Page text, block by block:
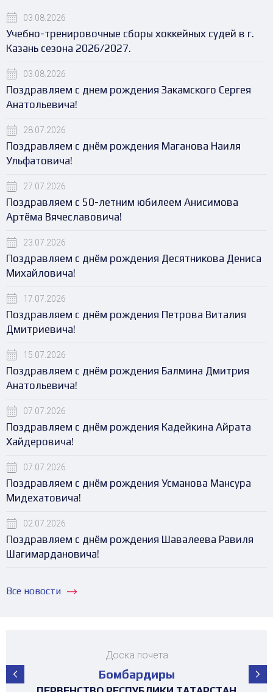
03.08.2026
Учебно-тренировочные сборы хоккейных судей в г.
Казань сезона 2026/2027.
03.08.2026
Поздравляем с днем рождения Закамского Сергея
Анатольевича!
28.07.2026
Поздравляем с днём рождения Маганова Наиля
Ульфатовича!
27.07.2026
Поздравляем с 50-летним юбилеем Анисимова
Артёма Вячеславовича!
23.07.2026
Поздравляем с днём рождения Десятникова Дениса
Михайловича!
17.07.2026
Поздравляем с днём рождения Петрова Виталия
Дмитриевича!
15.07.2026
Поздравляем с днём рождения Балмина Дмитрия
Анатольевича!
07.07.2026
Поздравляем с днём рождения Кадейкина Айрата
Хайдеровича!
07.07.2026
Поздравляем с днём рождения Усманова Мансура
Мидехатовича!
02.07.2026
Поздравляем с днём рождения Шавалеева Равиля
Шагимардановича!
Все новости
Доска почета
Бомбардиры